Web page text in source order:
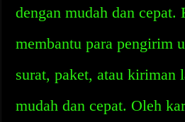
dengan mudah dan
membantu para pengirim
surat, paket, atau kiriman
mudah dan cepat. Oleh